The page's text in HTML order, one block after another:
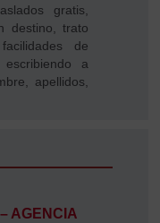
gratis,
destino, trato
de
a
apellidos,
AGENCIA